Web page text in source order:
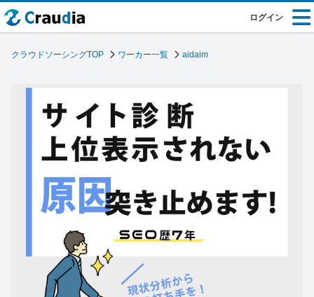
ログイン
クラウドソーシングTOP ワーカー一覧 aidaim